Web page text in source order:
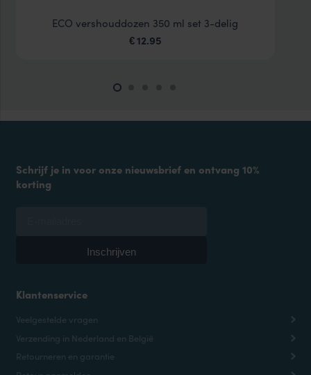
ECO vershouddozen 350 ml set 3-delig
€ 12.95
Klantenservice
Veelgestelde vragen
Verzending in Nederland en België
Retourneren en garantie
Schrijf je in voor onze nieuwsbrief en ontvang 10%
korting